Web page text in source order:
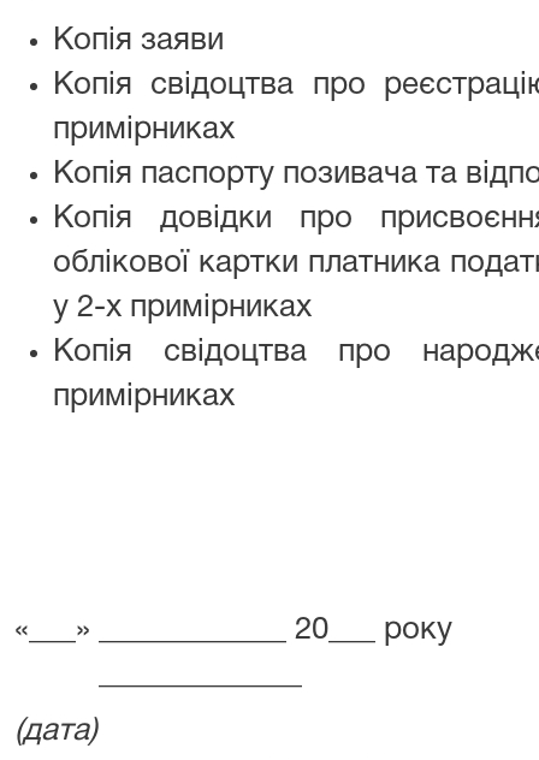
Копія заяви
Копія свідоцтва про
примірниках
Копія паспорту позивача та
Копія довідки про
облікової картки платника
у 2-х примірниках
Копія свідоцтва про
примірниках
«___»